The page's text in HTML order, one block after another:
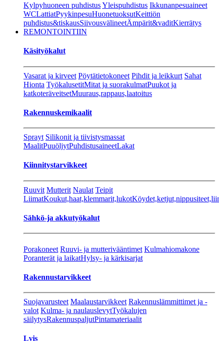
Kylpyhuoneen puhdistusYleispuhdistus Ikkunanpesuaineet
WCLattiatPyykinpesuHuonetuoksutKeittiön
puhdistus&tiskausSiivousvälineetÄmpärit&vaditKierrätys
REMONTOINTIIN
Käsityökalut
Vasarat ja kirveet Pöytätietokoneet Pihdit ja leikkurt Sahat
Hionta TyökalusetitMitat ja suorakulmatPuukot ja
katkoteräveitsetMuuraus,rappaus,laatoitus
Rakennuskemikaalit
Sprayt Silikonit ja tiivistysmassat
MaalitPuuöljytPuhdistusaineetLakat
Kiinnitystarvikkeet
Ruuvit Mutterit Naulat Teipit
LiimatKoukut,haat,klemmarit,lukot
Sähkö-ja akkutyökalut
Porakoneet Ruuvi- ja mutterivääntimet Kulmahiomakone
Poranterät ja laikatHylsy- ja kärkisarjat
Rakennustarvikkeet
Suojavarusteet Maalaustarvikkeet Rakennuslämmittimet ja -
valot Kulma- ja naulauslevytTyökalujen
säilytysRakennuspaljutPintamateriaalit
Lvis